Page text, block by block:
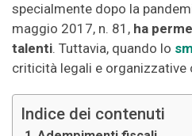
specialmente dopo la
maggio 2017, n. 81, ha
talenti. Tuttavia, quando lo
criticità legali e organizzative
Indice dei contenuti